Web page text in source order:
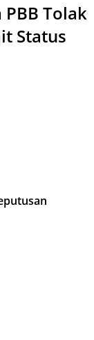
Tolak
Status